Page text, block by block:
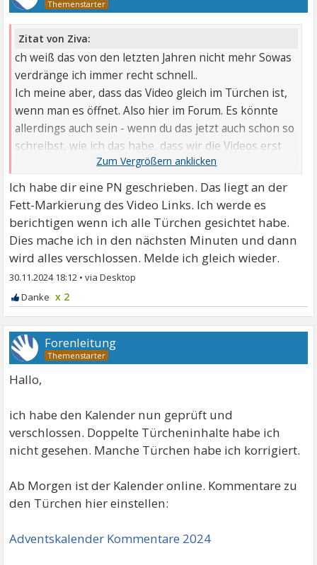
Zitat von Ziva:
ch weiß das von den letzten Jahren nicht mehr Sowas
verdränge ich immer recht schnell..
Ich meine aber, dass das Video gleich im Türchen ist,
wenn man es öffnet. Also hier im Forum. Es könnte
allerdings auch sein - wenn du das jetzt auch schon so
schreibst, wie ich das habe, dass wir die Videos erst
dann im Türchen sehen können, wenn der komplett
abgeschlossen ist von der Forenleitung. Mhn..
Ich habe dir eine PN geschrieben. Das liegt an der
Fett-Markierung des Video Links. Ich werde es
berichtigen wenn ich alle Türchen gesichtet habe.
Dies mache ich in den nächsten Minuten und dann
wird alles verschlossen. Melde ich gleich wieder.
30.11.2024 18:12 •
x 2
Forenleitung
Hallo,
ich habe den Kalender nun geprüft und
verschlossen. Doppelte Türcheninhalte habe ich
nicht gesehen. Manche Türchen habe ich korrigiert.
Ab Morgen ist der Kalender online. Kommentare zu
den Türchen hier einstellen:
Adventskalender Kommentare 2024